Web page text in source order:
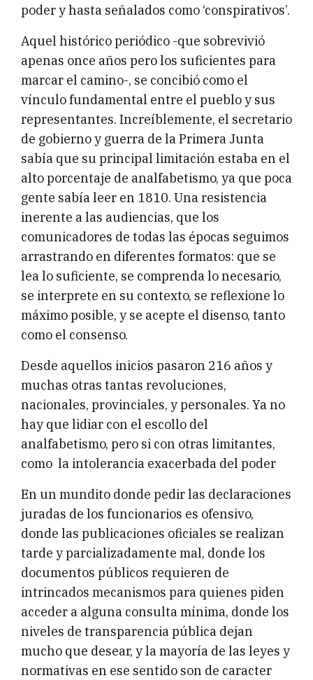
poder y hasta señalados como ‘conspirativos’.
Aquel histórico periódico -que sobrevivió
apenas once años pero los suficientes para
marcar el camino-, se concibió como el
vínculo fundamental entre el pueblo y sus
representantes. Increíblemente, el secretario
de gobierno y guerra de la Primera Junta
sabía que su principal limitación estaba en el
alto porcentaje de analfabetismo, ya que poca
gente sabía leer en 1810. Una resistencia
inerente a las audiencias, que los
comunicadores de todas las épocas seguimos
arrastrando en diferentes formatos: que se
lea lo suficiente, se comprenda lo necesario,
se interprete en su contexto, se reflexione lo
máximo posible, y se acepte el disenso, tanto
como el consenso.
Desde aquellos inicios pasaron 216 años y
muchas otras tantas revoluciones,
nacionales, provinciales, y personales. Ya no
hay que lidiar con el escollo del
analfabetismo, pero si con otras limitantes,
como la intolerancia exacerbada del poder
En un mundito donde pedir las declaraciones
juradas de los funcionarios es ofensivo,
donde las publicaciones oficiales se realizan
tarde y parcializadamente mal, donde los
documentos públicos requieren de
intrincados mecanismos para quienes piden
acceder a alguna consulta mínima, donde los
niveles de transparencia pública dejan
mucho que desear, y la mayoría de las leyes y
normativas en ese sentido son de caracter